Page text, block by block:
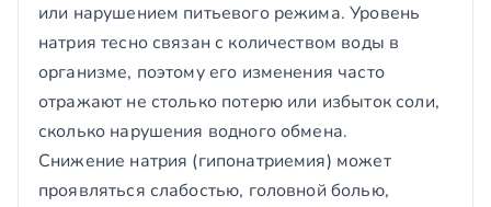
или нарушением питьевого режима. Уровень
натрия тесно связан с количеством воды в
организме, поэтому его изменения часто
отражают не столько потерю или избыток соли,
сколько нарушения водного обмена.
Снижение натрия (гипонатриемия) может
проявляться слабостью, головной болью,